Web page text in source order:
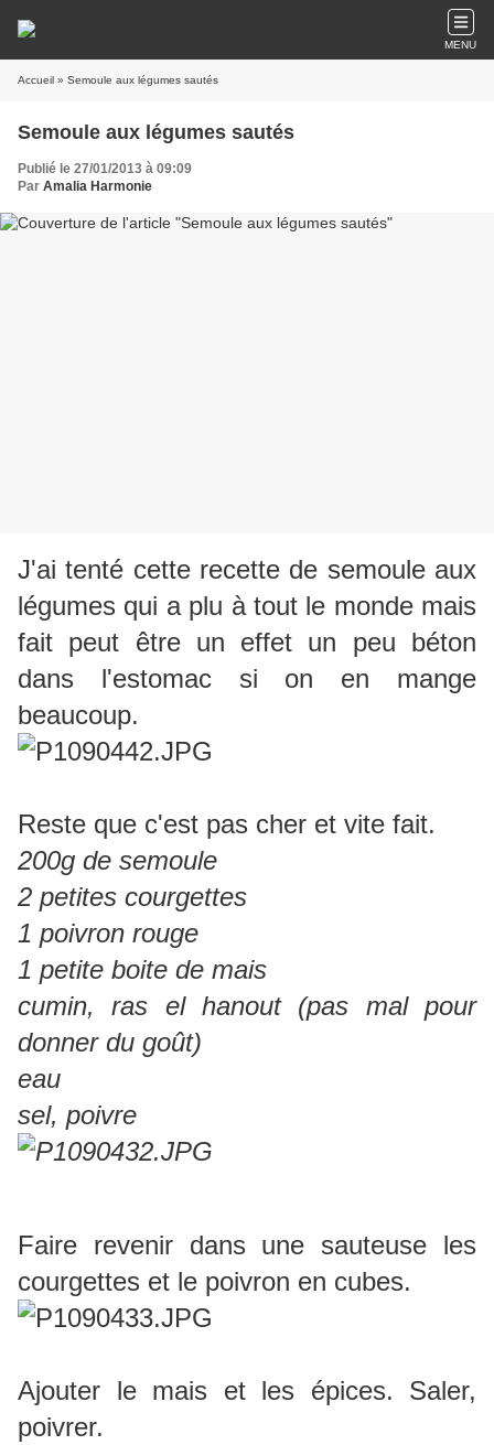
MENU
Accueil » Semoule aux légumes sautés
Semoule aux légumes sautés
Publié le 27/01/2013 à 09:09
Par Amalia Harmonie
J'ai tenté cette recette de semoule aux
légumes qui a plu à tout le monde mais
fait peut être un effet un peu béton
dans l'estomac si on en mange
beaucoup.
Reste que c'est pas cher et vite fait.
200g de semoule
2 petites courgettes
1 poivron rouge
1 petite boite de mais
cumin, ras el hanout (pas mal pour
donner du goût)
eau
sel, poivre
Faire revenir dans une sauteuse les
courgettes et le poivron en cubes.
Ajouter le mais et les épices. Saler,
poivrer.